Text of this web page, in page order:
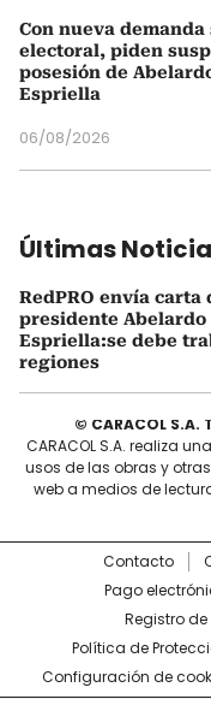
Con nueva
electoral, piden
posesión de
Espriella
06/08/2026
Últimas
RedPRO envía carta
presidente Abelardo
Espriella:se debe
regiones
© CARACOL
CARACOL S.A. realiza
usos de las obras y
web a medios de
Contacto
Pago
Registro
Política de
Configuración de